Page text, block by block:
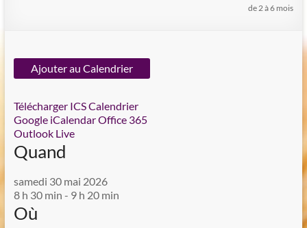
de 2 à 6 mois
Ajouter au Calendrier
Télécharger ICSCalendrier
Google iCalendarOffice 365
Outlook Live
Quand
samedi 30 mai 2026
8 h 30 min - 9 h 20 min
Où